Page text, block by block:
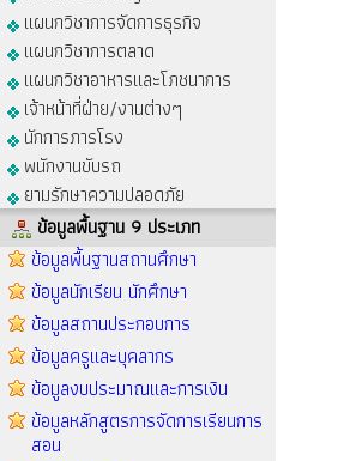
แผนกวิชาการจัดการธุรกิจ
แผนกวิชาการตลาด
แผนกวิชาอาหารและโภชนาการ
เจ้าหน้าที่ฝ่าย/งานต่างๆ
นักการภารโรง
พนักงานขับรถ
ยามรักษาความปลอดภัย
ข้อมูลพื้นฐาน 9 ประเภท
ข้อมูลพื้นฐานสถานศึกษา
ข้อมูลนักเรียน นักศึกษา
ข้อมูลสถานประกอบการ
ข้อมูลครูและบุคลากร
ข้อมูลงบประมาณและการเงิน
ข้อมูลหลักสูตรการจัดการเรียนการ
สอน